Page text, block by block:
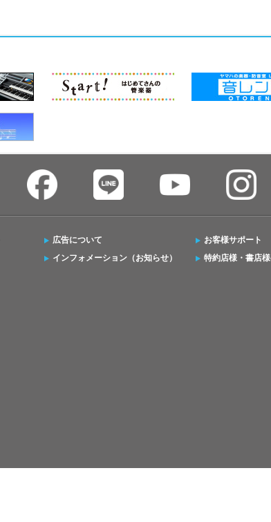
広告について
インフォメーション（お知らせ）
お客様サポート
特約店様・書店